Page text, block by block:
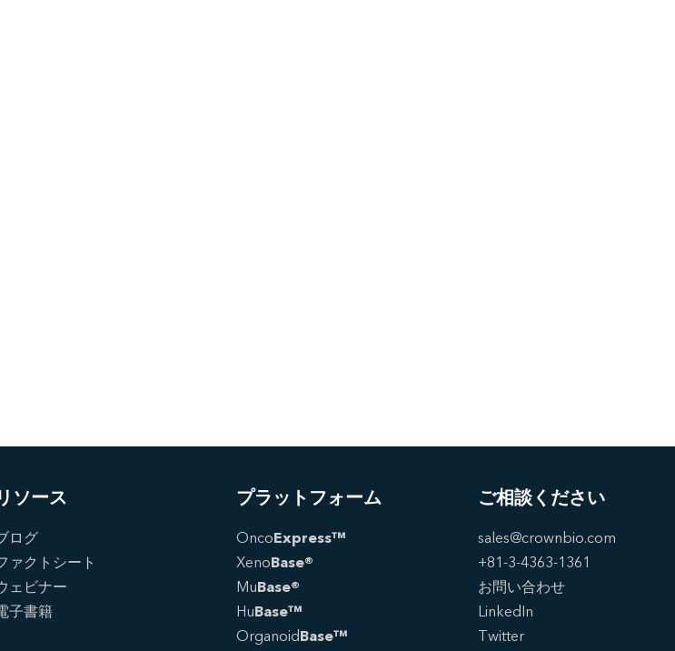
ソース
ログ
ァクトシート
ェビナー
子書籍
プラットフォーム
OncoExpress™
XenoBase®
MuBase®
HuBase™
OrganoidBase™
ご相談ください
sales@crownbio.com
+81-3-4363-1361
お問い合わせ
LinkedIn
Twitter